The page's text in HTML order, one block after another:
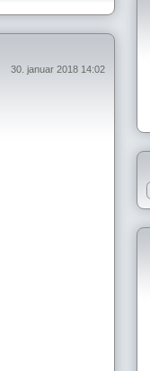
30. januar 2018 14:02